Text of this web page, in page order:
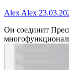
Alex Alex
Он соединит